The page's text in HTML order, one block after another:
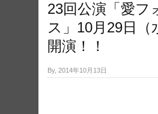
23回公演「愛フ
ス」10月29日（
開演！！
By, 2014年10月13日